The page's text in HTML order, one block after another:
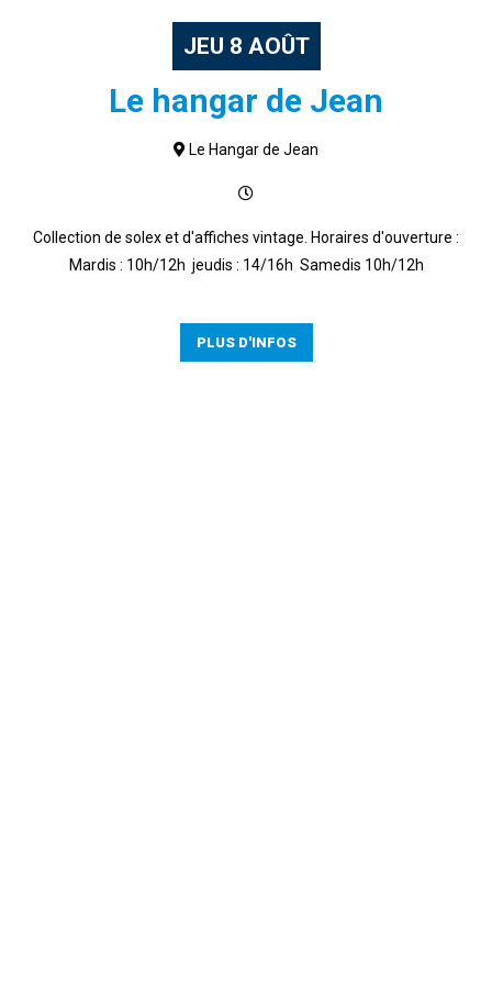
JEU 8 AOÛT
Le hangar de Jean
Le Hangar de Jean
Collection de solex et d'affiches vintage. Horaires d'ouverture :
Mardis : 10h/12h jeudis : 14/16h Samedis 10h/12h
PLUS D'INFOS